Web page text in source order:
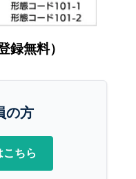
録無料）
の方
ちら